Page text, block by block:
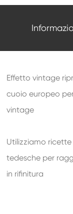
Effetto vintage
cuoio europeo
vintage
Utilizziamo
tedesche per
in rifinitura